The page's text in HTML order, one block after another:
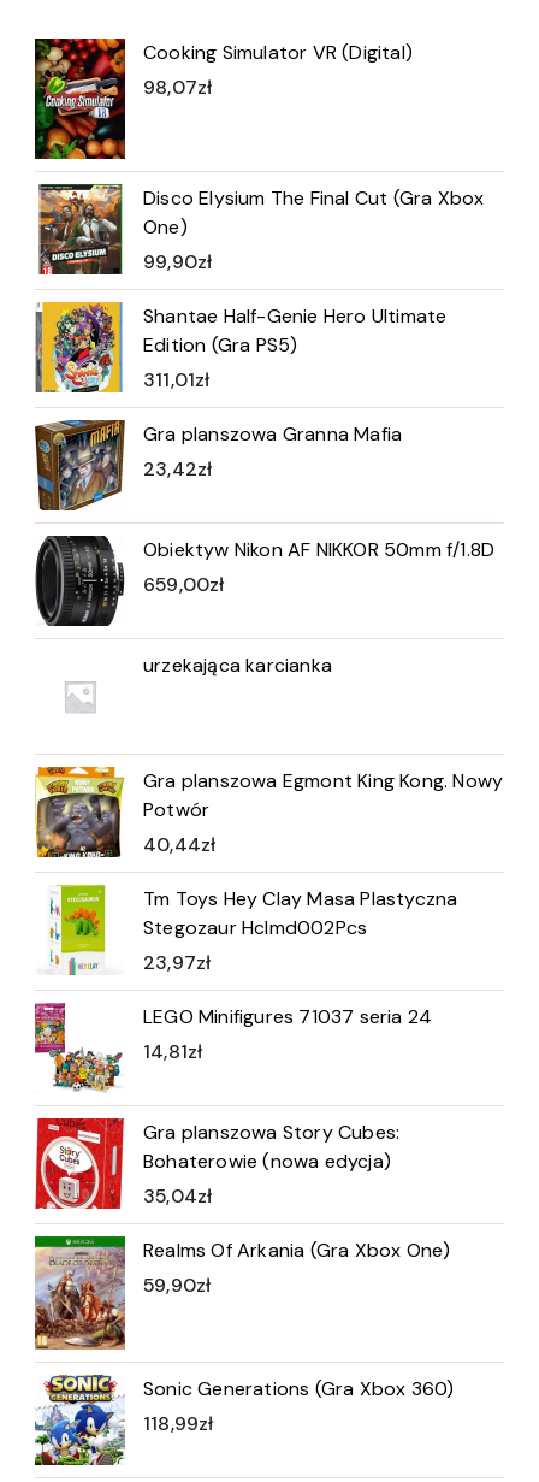
Cooking Simulator VR (Digital)
98,07zł
Disco Elysium The Final Cut (Gra Xbox
One)
99,90zł
Shantae Half-Genie Hero Ultimate
Edition (Gra PS5)
311,01zł
Gra planszowa Granna Mafia
23,42zł
Obiektyw Nikon AF NIKKOR 50mm f/1.8D
659,00zł
urzekająca karcianka
Gra planszowa Egmont King Kong. Nowy
Potwór
40,44zł
Tm Toys Hey Clay Masa Plastyczna
Stegozaur Hclmd002Pcs
23,97zł
LEGO Minifigures 71037 seria 24
14,81zł
Gra planszowa Story Cubes:
Bohaterowie (nowa edycja)
35,04zł
Realms Of Arkania (Gra Xbox One)
59,90zł
Sonic Generations (Gra Xbox 360)
118,99zł